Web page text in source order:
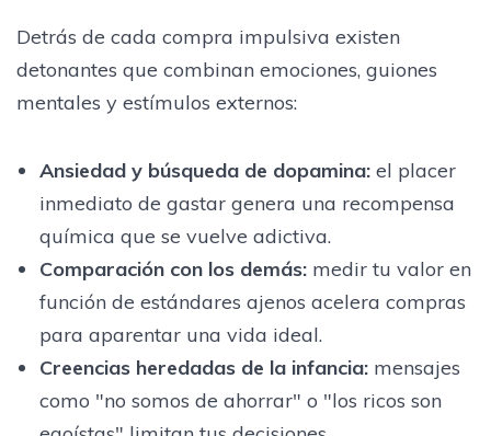
Detrás de cada compra impulsiva existen
detonantes que combinan emociones, guiones
mentales y estímulos externos:
Ansiedad y búsqueda de dopamina:el placer
inmediato de gastar genera una recompensa
química que se vuelve adictiva.
Comparación con los demás:medir tu valor en
función de estándares ajenos acelera compras
para aparentar una vida ideal.
Creencias heredadas de la infancia:mensajes
como "no somos de ahorrar" o "los ricos son